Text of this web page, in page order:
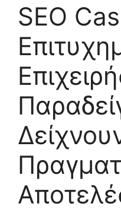
SEO